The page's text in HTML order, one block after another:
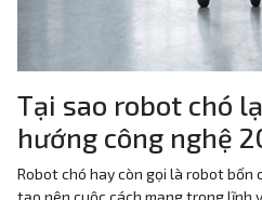
Tại sao robot chó
hướng công nghệ
Robot chó hay còn gọi là robot
tạo nên cuộc cách mạng trong lĩnh